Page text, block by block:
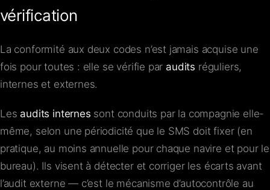
vérification
La conformité aux deux codes n’est jamais acquise une
fois pour toutes : elle se vérifie par audits réguliers,
internes et externes.
Les audits internes sont conduits par la compagnie elle-
même, selon une périodicité que le SMS doit fixer (en
pratique, au moins annuelle pour chaque navire et pour le
bureau). Ils visent à détecter et corriger les écarts avant
l’audit externe — c’est le mécanisme d’autocontrôle au